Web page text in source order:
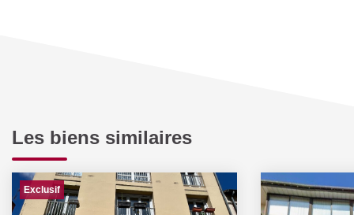
Les biens similaires
Exclusif